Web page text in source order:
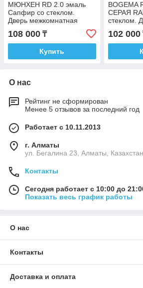
МЮНХЕН RD 2.0 эмаль
Сапфир со стеклом.
Дверь межкомнатная
108 000 ₸
Купить
BOGEMA
СЕРАЯ
стеклом.
102 000
О нас
Рейтинг не сформирован
Менее 5 отзывов за последний год
Работает с 10.11.2013
г. Алматы
ул. Бегалина 23, Алматы, Казахстан
Контакты
Сегодня работает с 10:00 до
Показать весь график работы
О нас
Контакты
Доставка и оплата